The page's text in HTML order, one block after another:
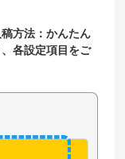
方法：かんたん
各設定項目をご